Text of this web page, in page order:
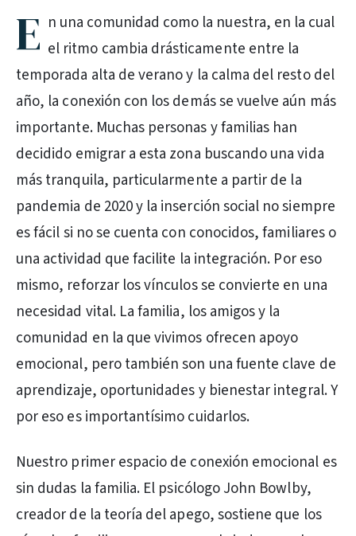
E n una comunidad como la nuestra, en la cual
el ritmo cambia drásticamente entre la
temporada alta de verano y la calma del resto del
año, la conexión con los demás se vuelve aún más
importante. Muchas personas y familias han
decidido emigrar a esta zona buscando una vida
más tranquila, particularmente a partir de la
pandemia de 2020 y la inserción social no siempre
es fácil si no se cuenta con conocidos, familiares o
una actividad que facilite la integración. Por eso
mismo, reforzar los vínculos se convierte en una
necesidad vital. La familia, los amigos y la
comunidad en la que vivimos ofrecen apoyo
emocional, pero también son una fuente clave de
aprendizaje, oportunidades y bienestar integral. Y
por eso es importantísimo cuidarlos.
Nuestro primer espacio de conexión emocional es
sin dudas la familia. El psicólogo John Bowlby,
creador de la teoría del apego, sostiene que los